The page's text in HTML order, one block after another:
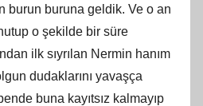
burun buruna geldik. Ve o an
o şekilde bir süre
ilk sıyrılan Nermin hanım
dudaklarını yavaşça
buna kayıtsız kalmayıp